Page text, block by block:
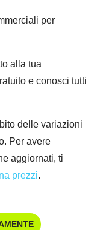
per
alla tua
e conosci tutti
delle variazioni
Per avere
aggiornati, ti
prezzi.